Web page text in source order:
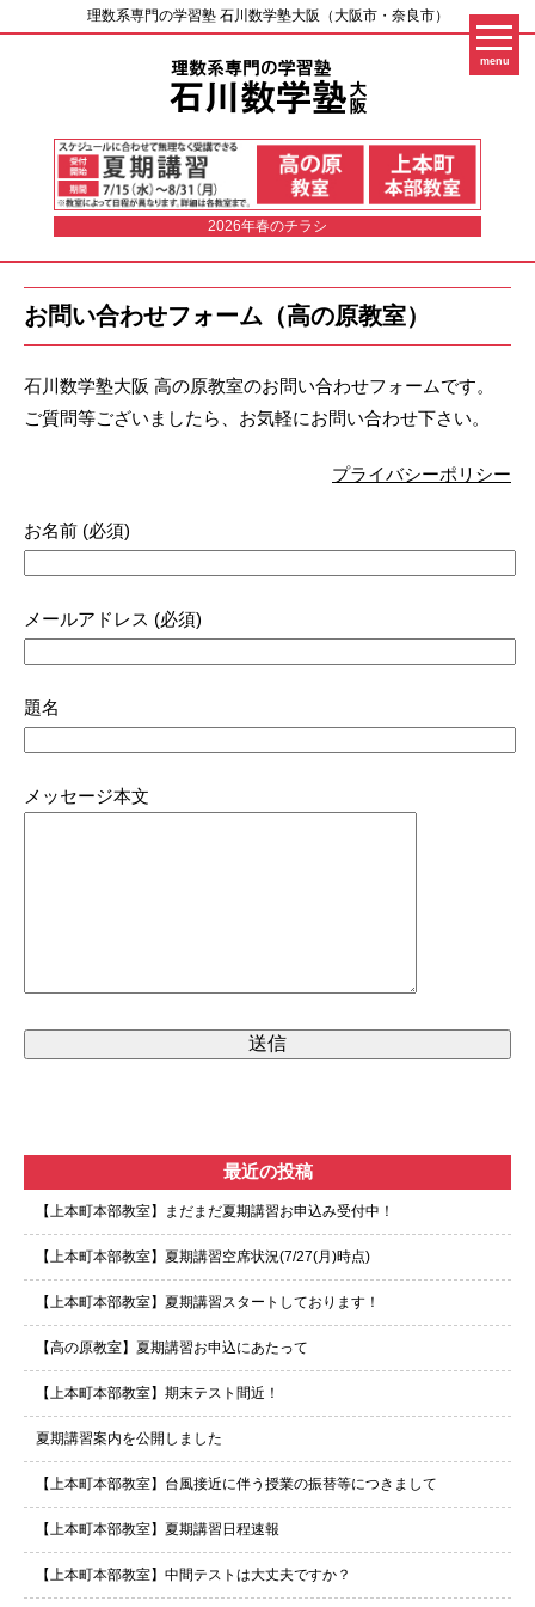
menu
理数系専門の学習塾 石川数学塾大阪（大阪市・奈良市）
2026年春のチラシ
お問い合わせフォーム（高の原教室）
石川数学塾大阪 高の原教室のお問い合わせフォームです。
ご質問等ございましたら、お気軽にお問い合わせ下さい。
プライバシーポリシー
お名前 (必須)
メールアドレス (必須)
題名
メッセージ本文
最近の投稿
【上本町本部教室】まだまだ夏期講習お申込み受付中！
【上本町本部教室】夏期講習空席状況(7/27(月)時点)
【上本町本部教室】夏期講習スタートしております！
【高の原教室】夏期講習お申込にあたって
【上本町本部教室】期末テスト間近！
夏期講習案内を公開しました
【上本町本部教室】台風接近に伴う授業の振替等につきまして
【上本町本部教室】夏期講習日程速報
【上本町本部教室】中間テストは大丈夫ですか？